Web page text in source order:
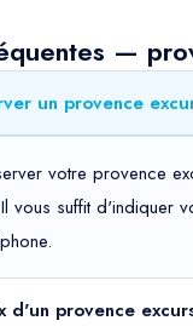
—
un provence
votre provence
suffit d'indiquer
d'un provence